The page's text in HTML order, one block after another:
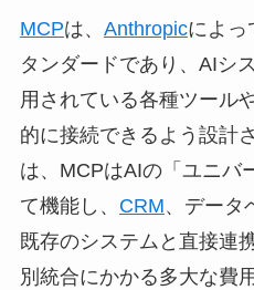
MCPは、 Anthropicによっ
タンダードであり、AIシ
用されている各種ツール
的に接続できるよう設計
は、MCPはAIの「ユニバ
て機能し、 CRM、データ
既存のシステムと直接連
別統合にかかる多大な費